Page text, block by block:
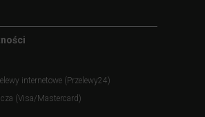
internetowe (Przelewy24)
(Visa/Mastercard)